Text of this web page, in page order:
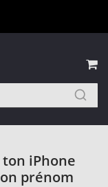
iPhone
prénom